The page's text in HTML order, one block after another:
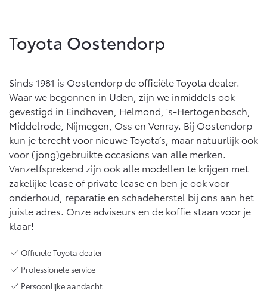
Vanaf € 37.995,- Vanaf € 49.995,-
bZ4X
BATTERIJ-ELEKTRISCH
Vanaf € 39.995,-
bZ4X Touring
BATTERIJ-ELEKTRISCH
Vanaf € 48.995,-
Mirai
MyToyota login
Abonnementen
Navigatie updates
Toyota Oostendorp
Sinds 1981 is Oostendorp de officiële Toyota dealer.
Waar we begonnen in Uden, zijn we inmiddels ook
gevestigd in Eindhoven, Helmond, 's-Hertogenbosch,
Middelrode, Nijmegen, Oss en Venray. Bij Oostendorp
kun je terecht voor nieuwe Toyota’s, maar natuurlijk ook
voor (jong)gebruikte occasions van alle merken.
Vanzelfsprekend zijn ook alle modellen te krijgen met
zakelijke lease of private lease en ben je ook voor
onderhoud, reparatie en schadeherstel bij ons aan het
juiste adres. Onze adviseurs en de koffie staan voor je
klaar!
Officiële Toyota dealer
Professionele service
Persoonlijke aandacht